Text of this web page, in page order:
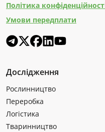
Політика
Умови передплати
Дослідження
Рослинництво
Переробка
Логістика
Тваринництво